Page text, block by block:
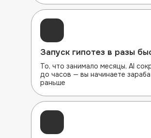
Запуск гипотез в разы
То, что занимало месяцы, AI
до часов — вы начинаете
раньше